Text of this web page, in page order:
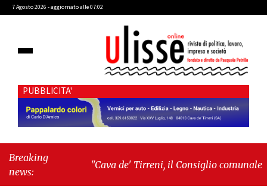
7 Agosto 2026 - aggiornato alle 07:02
PUBBLICITA'
Breaking
news:
"Cava de' Tirreni, il Consiglio comunale